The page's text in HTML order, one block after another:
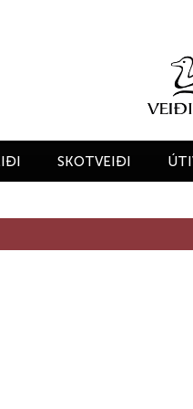
SKOTVEIÐI